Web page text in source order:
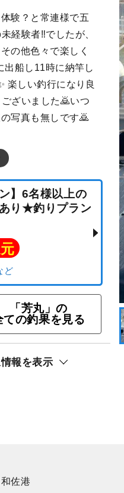
験？と常連様で五
経験者‼️でしたが、
の他色々で楽しく
出船し11時に納竿し
楽しい釣行になり良
ざいました🙇いつ
写真も無しです🙇
ラン】6名様以上の
典あり★釣りプラン
還元
「芳丸」の
ての釣果を見る
報を表示
佐港